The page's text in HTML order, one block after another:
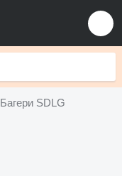
Багери SDLG